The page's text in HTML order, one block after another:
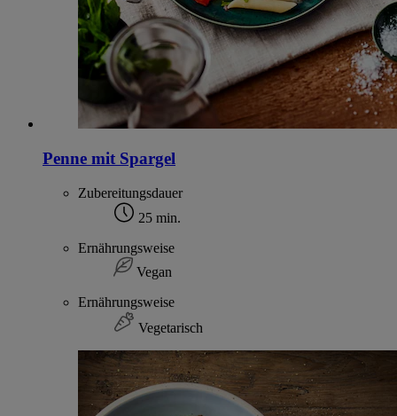
Penne mit Spargel
Zubereitungsdauer
25 min.
Ernährungsweise
Vegan
Ernährungsweise
Vegetarisch